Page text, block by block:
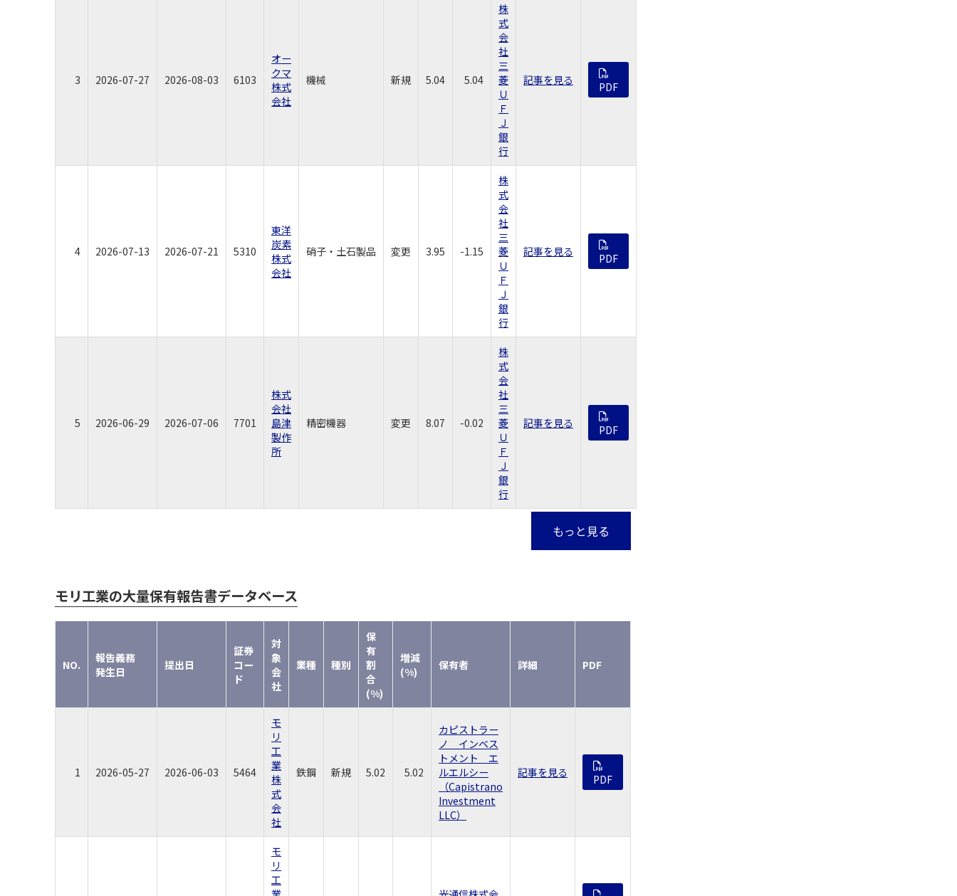
3 2026-07-27 2026-08-03 6103
オー
クマ
株式
会社
機械 新規 5.04 5.04
株
式
会
社
三
菱
Ｕ
Ｆ
Ｊ
銀
行
記事を見る PDF
4 2026-07-13 2026-07-21 5310
東洋
炭素
株式
会社
硝子・土石製品 変更 3.95 -1.15
株
式
会
社
三
菱
Ｕ
Ｆ
Ｊ
銀
行
記事を見る PDF
5 2026-06-29 2026-07-06 7701
株式
会社
島津
製作
所
精密機器 変更 8.07 -0.02
株
式
会
社
三
菱
Ｕ
Ｆ
Ｊ
銀
行
記事を見る PDF
もっと見る
モリ工業の大量保有報告書データベース
NO.
報告義務
発生日
提出日
証券
コー
ド
対
象
会
社
業種 種別
保
有
割
合
(%)
増減
(%)
保有者 詳細 PDF
1 2026-05-27 2026-06-03 5464
モ
リ
工
業
株
式
会
社
鉄鋼 新規 5.02 5.02
カピストラー
ノ インベス
トメント エ
ルエルシー
（Capistrano
Investment
LLC）
記事を見る PDF
モ
リ
工